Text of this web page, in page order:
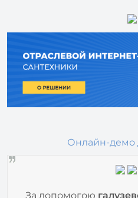
Обладнання.Profi»